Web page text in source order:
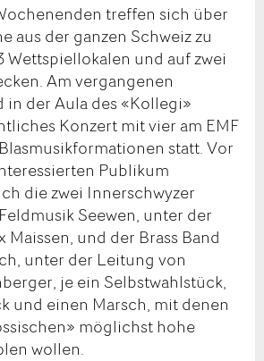
treffen sich über
aus der ganzen Schweiz zu
Wettspiellokalen und auf zwei
Am vergangenen
in der Aula des «Kollegi»
Konzert mit vier am EMF
statt. Vor
Publikum
die zwei Innerschwyzer
Seewen, unter der
und der Brass Band
unter der Leitung von
je ein Selbstwahlstück,
und einen Marsch, mit denen
möglichst hohe
wollen.